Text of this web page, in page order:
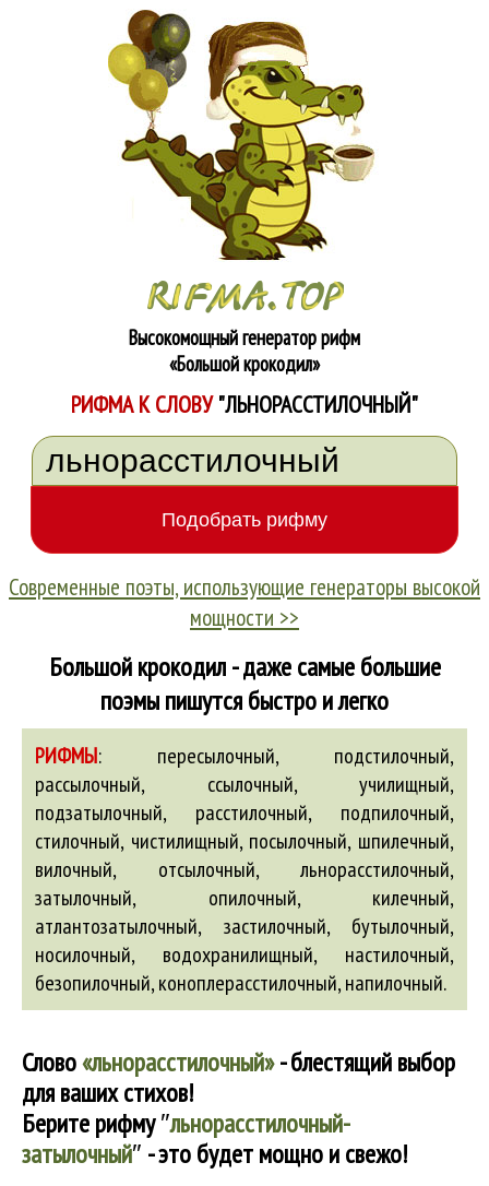
Высокомощный генератор рифм
«Большой крокодил»
РИФМА К СЛОВУ"ЛЬНОРАССТИЛОЧНЫЙ"
Современные поэты, использующие генераторы высокой
мощности >>
Большой крокодил - даже самые большие
поэмы пишутся быстро и легко
РИФМЫ: пересылочный, подстилочный,
рассылочный, ссылочный, училищный,
подзатылочный, расстилочный, подпилочный,
стилочный, чистилищный, посылочный, шпилечный,
вилочный, отсылочный, льнорасстилочный,
затылочный, опилочный, килечный,
атлантозатылочный, застилочный, бутылочный,
носилочный, водохранилищный, настилочный,
безопилочный,коноплерасстилочный,напилочный.
Слово«льнорасстилочный»- блестящий выбор
для ваших стихов!
Берите рифму″льнорасстилочный-
затылочный″ - это будет мощно и свежо!